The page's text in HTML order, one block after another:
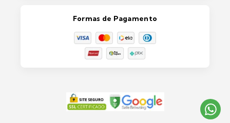
Formas de Pagamento